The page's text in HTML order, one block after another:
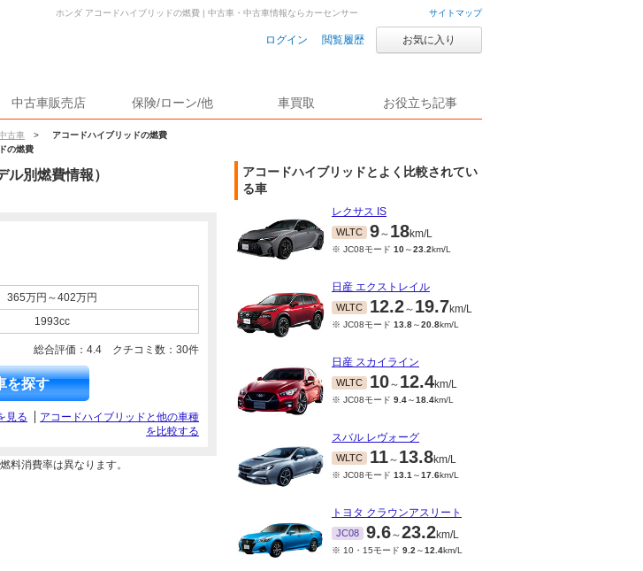
サイトマップ
ログイン 閲覧履歴 お気に入り
中古車販売店 保険/ローン/他 車買取 お役立ち記事
古車 >
アコードハイブリッドの燃費
の燃費
ホンダ アコードハイブリッドの燃費 | 中古車・中古車情報ならカーセンサー
別燃費情報）
365万円～402万円
1993cc
総合評価： 4.4 クチコミ数： 30件
を探す
見る
アコードハイブリッドと他の車種
を比較する
料消費率は異なります。
アコードハイブリッドとよく比較されてい
る車
レクサス IS
WLTC 9～ 18km/L
※ JC08モード 10～23.2km/L
日産 エクストレイル
WLTC 12.2～ 19.7km/L
※ JC08モード 13.8～20.8km/L
日産 スカイライン
WLTC 10～ 12.4km/L
※ JC08モード 9.4～18.4km/L
スバル レヴォーグ
WLTC 11～ 13.8km/L
※ JC08モード 13.1 ～17.6km/L
トヨタ クラウンアスリート
JC08 9.6～23.2km/L
※ 10・15モード 9.2 ～12.4km/L